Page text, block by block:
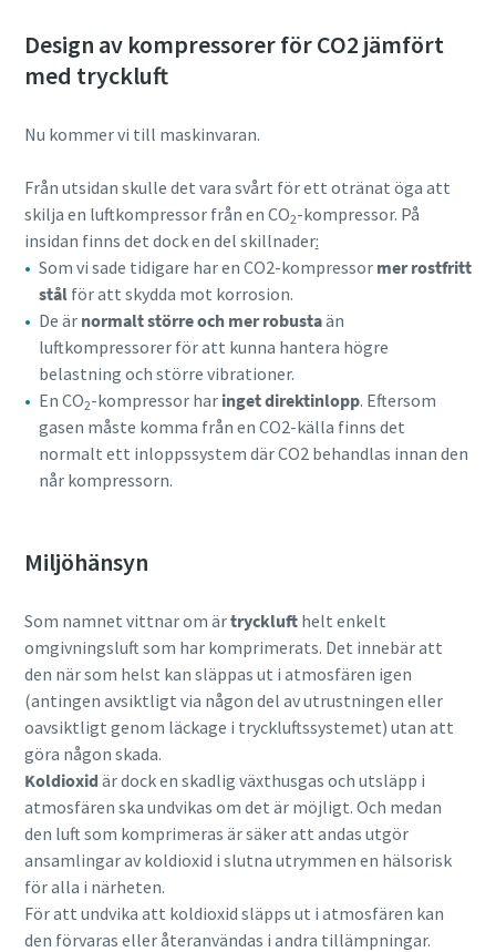
Upptäck hur du kan skapa en effektivare process för
Design av kompressorer för CO2 jämfört
med tryckluft
Nu kommer vi till maskinvaran.
Från utsidan skulle det vara svårt för ett otränat öga att
skilja en luftkompressor från en CO2-kompressor. På
insidan finns det dock en del skillnader:
Som vi sade tidigare har en CO2-kompressor mer rostfritt
stål för att skydda mot korrosion.
De är normalt större och mer robustaän
luftkompressorer för att kunna hantera högre
belastning och större vibrationer.
En CO2-kompressor har inget direktinlopp. Eftersom
gasen måste komma från en CO2-källa finns det
normalt ett inloppssystem där CO2 behandlas innan den
når kompressorn.
Miljöhänsyn
Som namnet vittnar om ärtrycklufthelt enkelt
omgivningsluft som har komprimerats. Det innebär att
den när som helst kan släppas ut i atmosfären igen
(antingen avsiktligt via någon del av utrustningen eller
oavsiktligt genom läckage i tryckluftssystemet) utan att
göra någon skada.
Koldioxid är dock en skadlig växthusgas och utsläpp i
atmosfären ska undvikas om det är möjligt. Och medan
den luft som komprimeras är säker att andas utgör
ansamlingar av koldioxid i slutna utrymmen en hälsorisk
för alla i närheten.
För att undvika att koldioxid släpps ut i atmosfären kan
den förvaras eller återanvändas i andra tillämpningar.